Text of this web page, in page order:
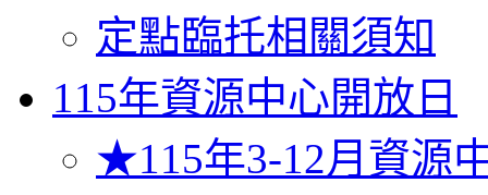
定點臨托相關須知
115年資源中心開放日
★115年3-12月資源